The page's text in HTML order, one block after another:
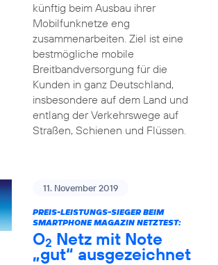
künftig beim Ausbau ihrer
Mobilfunknetze eng
zusammenarbeiten. Ziel ist eine
bestmögliche mobile
Breitbandversorgung für die
Kunden in ganz Deutschland,
insbesondere auf dem Land und
entlang der Verkehrswege auf
Straßen, Schienen und Flüssen.
11. November 2019
PREIS-LEISTUNGS-SIEGER BEIM
SMARTPHONE MAGAZIN NETZTEST:
O2 Netz mit Note
„gut“ ausgezeichnet